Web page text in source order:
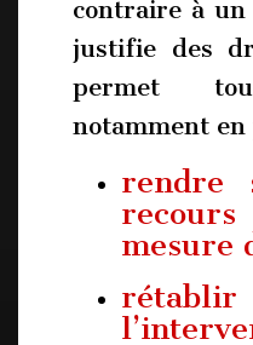
contraire à
justifie des
permet
notamment
rendre
mesure